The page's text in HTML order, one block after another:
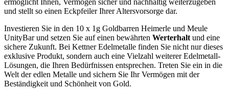
ermöglicht Ihnen, Vermögen sicher und nachhaltig weiterzugeben
und stellt so einen Eckpfeiler Ihrer Altersvorsorge dar.
Investieren Sie in den 10 x 1g Goldbarren Heimerle und Meule
UnityBar und setzen Sie auf einen bewährten Werterhalt und eine
sichere Zukunft. Bei Kettner Edelmetalle finden Sie nicht nur dieses
exklusive Produkt, sondern auch eine Vielzahl weiterer Edelmetall-
Lösungen, die Ihren Bedürfnissen entsprechen. Treten Sie ein in die
Welt der edlen Metalle und sichern Sie Ihr Vermögen mit der
Beständigkeit und Schönheit von Gold.